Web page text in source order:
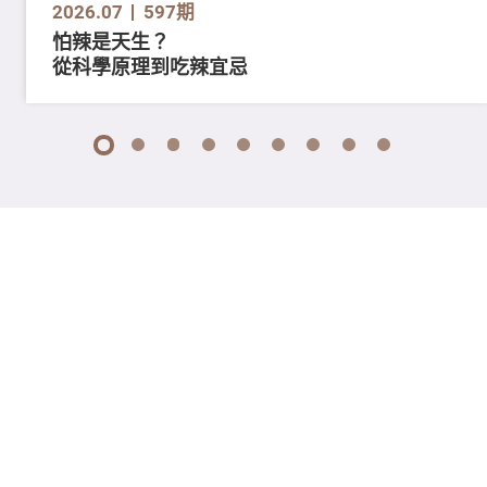
2026.07 597期
怕辣是天生？
從科學原理到吃辣宜忌
1 2 3 4 5 6 7 8 9